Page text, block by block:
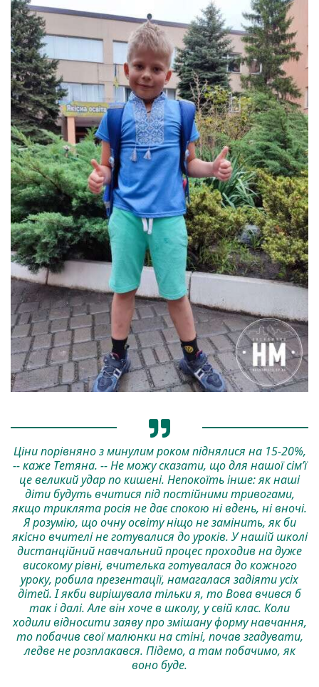
Ціни порівняно з минулим роком піднялися на 15-20%,
-- каже Тетяна. -- Не можу сказати, що для нашої сім’ї
це великий удар по кишені. Непокоїть інше: як наші
діти будуть вчитися під постійними тривогами,
якщо триклята росія не дає спокою ні вдень, ні вночі.
Я розумію, що очну освіту ніщо не замінить, як би
якісно вчителі не готувалися до уроків. У нашій школі
дистанційний навчальний процес проходив на дуже
високому рівні, вчителька готувалася до кожного
уроку, робила презентації, намагалася задіяти усіх
дітей. І якби вирішувала тільки я, то Вова вчився б
так і далі. Але він хоче в школу, у свій клас. Коли
ходили відносити заяву про змішану форму навчання,
то побачив свої малюнки на стіні, почав згадувати,
ледве не розплакався. Підемо, а там побачимо, як
воно буде.